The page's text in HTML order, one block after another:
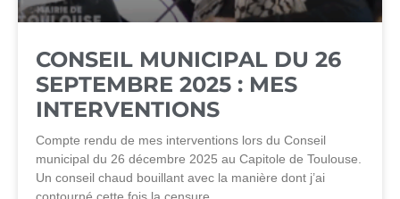
CONSEIL MUNICIPAL DU 26
SEPTEMBRE 2025 : MES
INTERVENTIONS
Compte rendu de mes interventions lors du Conseil
municipal du 26 décembre 2025 au Capitole de Toulouse.
Un conseil chaud bouillant avec la manière dont j’ai